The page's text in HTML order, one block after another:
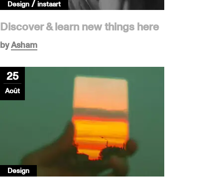
Design / instaart
Discover & learn new things here
byAsham
25
Août
Design